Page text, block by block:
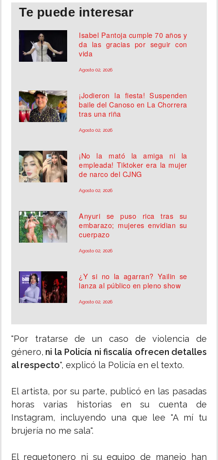
Te puede interesar
Isabel Pantoja cumple 70 años y
da las gracias por seguir con
vida
Agosto 02, 2026
¡Jodieron la fiesta! Suspenden
baile del Canoso en La Chorrera
tras una riña
Agosto 02, 2026
¡No la mató la amiga ni la
empleada! Tiktoker era la mujer
de narco del CJNG
Agosto 02, 2026
Anyuri se puso rica tras su
embarazo; mujeres envidian su
cuerpazo
Agosto 02, 2026
¿Y si no la agarran? Yailin se
lanza al público en pleno show
Agosto 02, 2026
"Por tratarse de un caso de violencia de
género, ni la Policía ni fiscalía ofrecen detalles
al respecto", explicó la Policía en el texto.
El artista, por su parte, publicó en las pasadas
horas varias historias en su cuenta de
Instagram, incluyendo una que lee "A mí tu
brujería no me sala".
El reguetonero ni su equipo de manejo han